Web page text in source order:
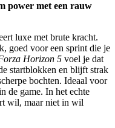
power met een rauw
luxe met brute kracht.
goed voor een sprint die je
Horizon 5 voel je dat
startblokken en blijft strak
bochten. Ideaal voor
de game. In het echte
wil, maar niet in wil